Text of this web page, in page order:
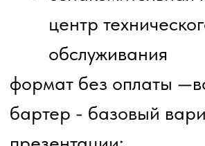
презентацию для вас!